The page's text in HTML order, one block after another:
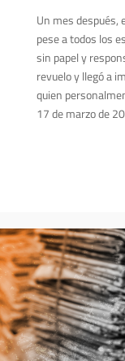
Un mes después,
pese a todos los
sin papel y
revuelo y llegó a
quien
17 de marzo de